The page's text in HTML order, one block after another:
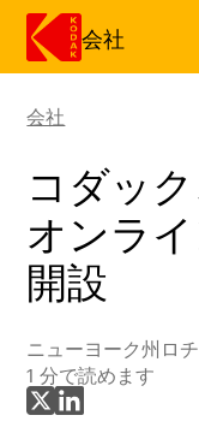
会社
会社
コダッ
オンラ
開設
ニューヨーク州ロ
1 分で読めます
X で共有
LinkedIn で共有